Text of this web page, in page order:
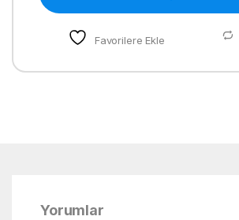
Favorilere Ekle
Yorumlar